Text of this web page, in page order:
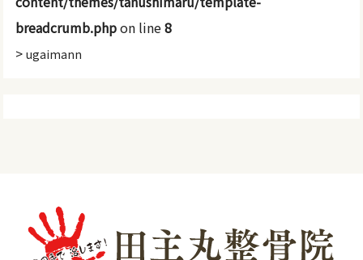
breadcrumb.phpon line8
>ugaimann